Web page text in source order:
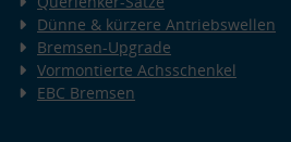
Dünne & kürzere Antriebswellen
Bremsen-Upgrade
Vormontierte Achsschenkel
EBC Bremsen